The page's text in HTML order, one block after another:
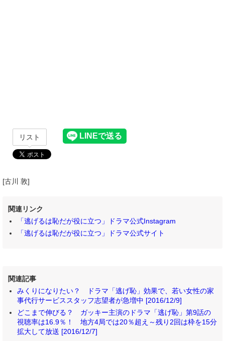
リスト
[古川 敦]
関連リンク
「逃げるは恥だが役に立つ」ドラマ公式Instagram
「逃げるは恥だが役に立つ」ドラマ公式サイト
関連記事
みくりになりたい？ ドラマ「逃げ恥」効果で、若い女性の家
事代行サービススタッフ志望者が急増中 [2016/12/9]
どこまで伸びる？ ガッキー主演のドラマ「逃げ恥」第9話の
視聴率は16.9％！ 地方4局では20％超え～残り2回は枠を15分
拡大して放送 [2016/12/7]